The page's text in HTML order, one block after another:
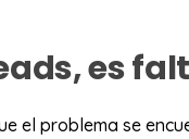
es
el problema se